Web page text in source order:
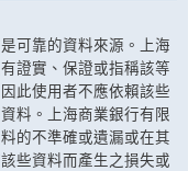
可靠的資料來源。上海
證實、保證或指稱該等
此使用者不應依賴該些
料。上海商業銀行有限
的不準確或遺漏或在其
些資料而產生之損失或